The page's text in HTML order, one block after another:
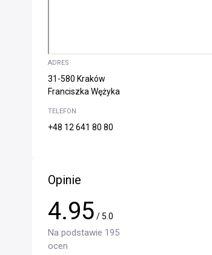
ADRES
31-580 Kraków
Franciszka Wężyka
TELEFON
+48 12 641 80 80
Opinie
4.95 / 5.0
Na podstawie 195
ocen